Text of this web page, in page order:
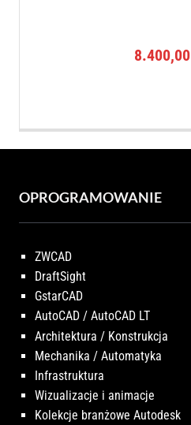
8.400,00
OPROGRAMOWANIE
ZWCAD
DraftSight
GstarCAD
AutoCAD / AutoCAD LT
Architektura / Konstrukcja
Mechanika / Automatyka
Infrastruktura
Wizualizacje i animacje
Kolekcje branżowe Autodesk